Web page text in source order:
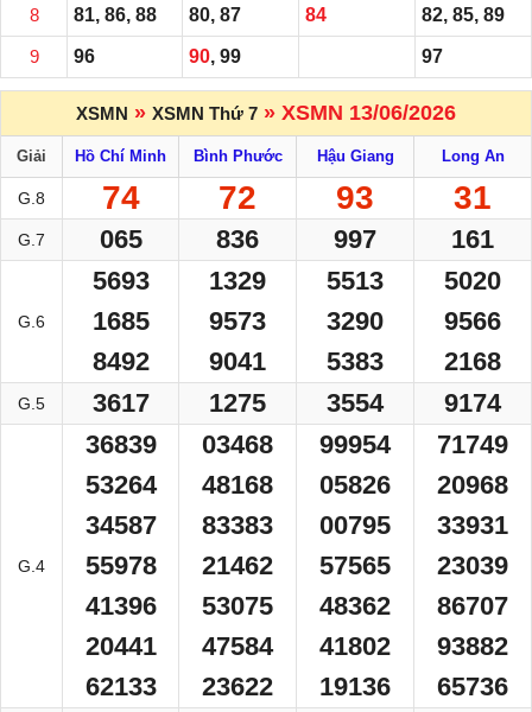
8
81, 86, 88 80, 87 84 82, 85, 89
9 96 90, 99 97
XSMN » XSMN Thứ 7 » XSMN 13/06/2026
Giải Hồ Chí Minh Bình Phước Hậu Giang Long An
G.8 74 72 93 31
G.7 065 836 997 161
G.6
5693
1685
8492
1329
9573
9041
5513
3290
5383
5020
9566
2168
G.5 3617 1275 3554 9174
G.4
36839
53264
34587
55978
41396
20441
62133
03468
48168
83383
21462
53075
47584
23622
99954
05826
00795
57565
48362
41802
19136
71749
20968
33931
23039
86707
93882
65736